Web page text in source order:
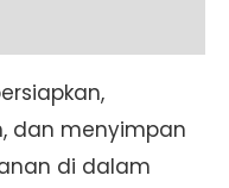
dan menyimpan
di dalam